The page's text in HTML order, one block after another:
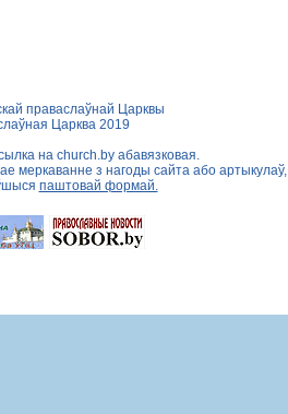
праваслаўнай Царквы
Царква 2019
на church.by абавязковая.
меркаванне з нагоды сайта або артыкулаў,
паштовай формай.